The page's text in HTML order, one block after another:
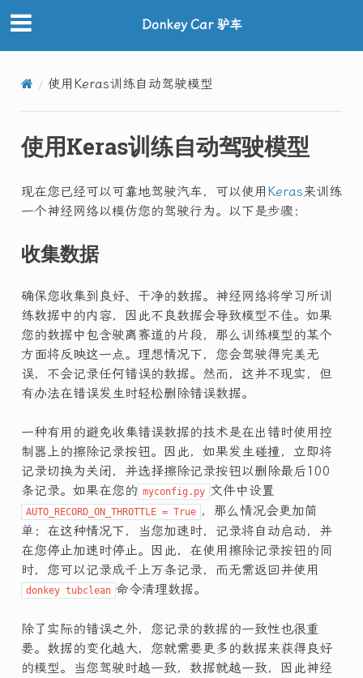
Donkey Car 驴车
使用Keras训练自动驾驶模型
使用Keras训练自动驾驶模型
现在您已经可以可靠地驾驶汽车，可以使用 Keras来训练
一个神经网络以模仿您的驾驶行为。以下是步骤：
收集数据
确保您收集到良好、干净的数据。神经网络将学习所训
练数据中的内容，因此不良数据会导致模型不佳。如果
您的数据中包含驶离赛道的片段，那么训练模型的某个
方面将反映这一点。理想情况下，您会驾驶得完美无
误，不会记录任何错误的数据。然而，这并不现实，但
有办法在错误发生时轻松删除错误数据。
一种有用的避免收集错误数据的技术是在出错时使用控
制器上的擦除记录按钮。因此，如果发生碰撞，立即将
记录切换为关闭，并选择擦除记录按钮以删除最后100
条记录。如果在您的 myconfig.py 文件中设置
AUTO_RECORD_ON_THROTTLE = True ，那么情况会更加简
单；在这种情况下，当您加速时，记录将自动启动，并
在您停止加速时停止。因此，在使用擦除记录按钮的同
时，您可以记录成千上万条记录，而无需返回并使用
donkey tubclean 命令清理数据。
除了实际的错误之外，您记录的数据的一致性也很重
要。数据的变化越大，您就需要更多的数据来获得良好
的模型。当您驾驶时越一致，数据就越一致，因此神经